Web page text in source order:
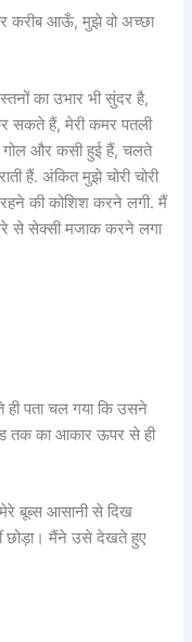
करीब आऊँ, मुझे वो अच्छा
का उभार भी सुंदर है,
सकते हैं, मेरी कमर पतली
गोल और कसी हुई हैं, चलते
हैं. अंकित मुझे चोरी चोरी
की कोशिश करने लगी. मैं
से सेक्सी मजाक करने लगा
पता चल गया कि उसने
तक का आकार ऊपर से ही
बूब्स आसानी से दिख
छोड़ा। मैंने उसे देखते हुए